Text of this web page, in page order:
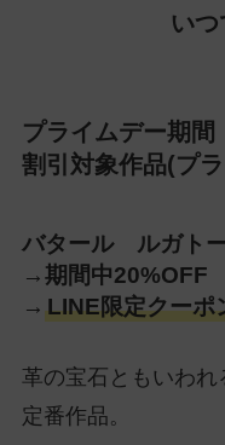
い
プライムデー期間
割引対象作品(プ
バタール ルガト
→期間中20%OFF
→ LINE限定クーポ
革の宝石ともいわ
定番作品。